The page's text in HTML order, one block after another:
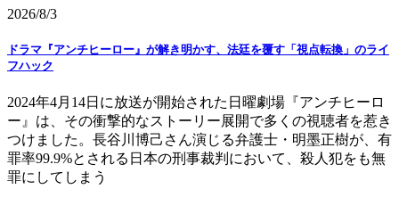
2026/8/3
ドラマ『アンチヒーロー』が解き明かす、法廷を覆す「視点転換」のライ
フハック
2024年4月14日に放送が開始された日曜劇場『アンチヒーロ
ー』は、その衝撃的なストーリー展開で多くの視聴者を惹き
つけました。長谷川博己さん演じる弁護士・明墨正樹が、有
罪率99.9%とされる日本の刑事裁判において、殺人犯をも無
罪にしてしまう